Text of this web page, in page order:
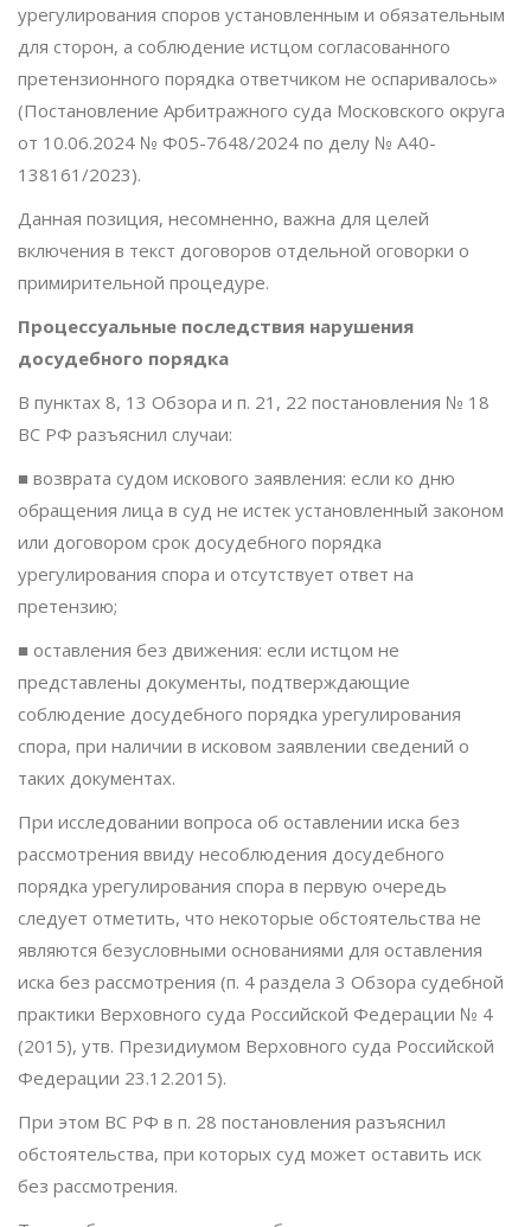
урегулирования споров установленным и обязательным
для сторон, а соблюдение истцом согласованного
претензионного порядка ответчиком не оспаривалось»
(Постановление Арбитражного суда Московского округа
от 10.06.2024 № Ф05-7648/2024 по делу № А40-
138161/2023).
Данная позиция, несомненно, важна для целей
включения в текст договоров отдельной оговорки о
примирительной процедуре.
Процессуальные последствия нарушения
досудебного порядка
В пунктах 8, 13 Обзора и п. 21, 22 постановления № 18
ВС РФ разъяснил случаи:
■ возврата судом искового заявления: если ко дню
обращения лица в суд не истек установленный законом
или договором срок досудебного порядка
урегулирования спора и отсутствует ответ на
претензию;
■ оставления без движения: если истцом не
представлены документы, подтверждающие
соблюдение досудебного порядка урегулирования
спора, при наличии в исковом заявлении сведений о
таких документах.
При исследовании вопроса об оставлении иска без
рассмотрения ввиду несоблюдения досудебного
порядка урегулирования спора в первую очередь
следует отметить, что некоторые обстоятельства не
являются безусловными основаниями для оставления
иска без рассмотрения (п. 4 раздела 3 Обзора судебной
практики Верховного суда Российской Федерации № 4
(2015), утв. Президиумом Верховного суда Российской
Федерации 23.12.2015).
При этом ВС РФ в п. 28 постановления разъяснил
обстоятельства, при которых суд может оставить иск
без рассмотрения.